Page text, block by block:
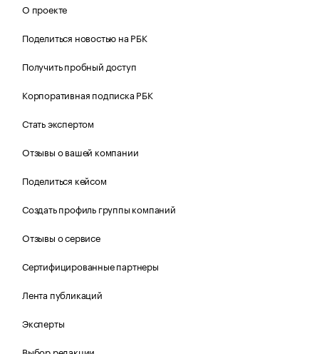
О проекте
Поделиться новостью на РБК
Получить пробный доступ
Корпоративная подписка РБК
Стать экспертом
Отзывы о вашей компании
Поделиться кейсом
Создать профиль группы компаний
Отзывы о сервисе
Сертифицированные партнеры
Лента публикаций
Эксперты